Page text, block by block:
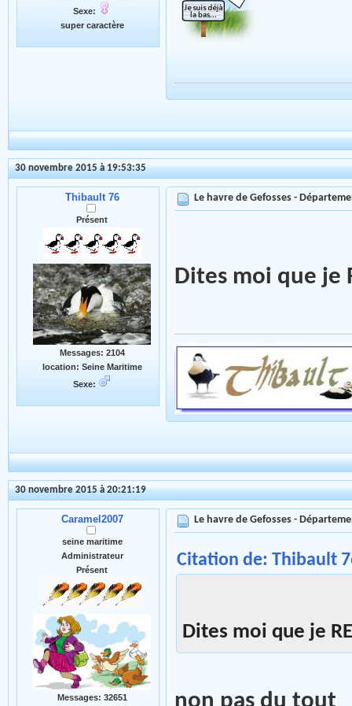
Sexe:
super caractère
30 novembre 2015 à 19:53:35
Thibault 76
Présent
Messages: 2104
location: Seine Maritime
Sexe:
Le havre de Gefosses -
Dites moi que je
30 novembre 2015 à 20:21:19
Caramel2007
seine maritime
Administrateur
Présent
Messages: 32651
Le havre de Gefosses -
Citation de: Thibault
Dites moi que je